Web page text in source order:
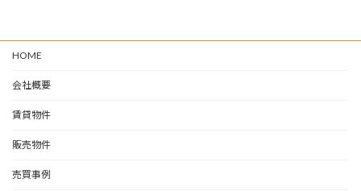
HOME
会社概要
賃貸物件
販売物件
売買事例